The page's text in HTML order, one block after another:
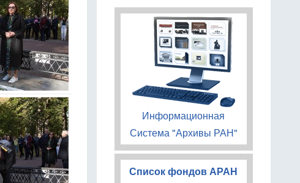
Информационная
Система "Архивы РАН"
Список фондов АРАН